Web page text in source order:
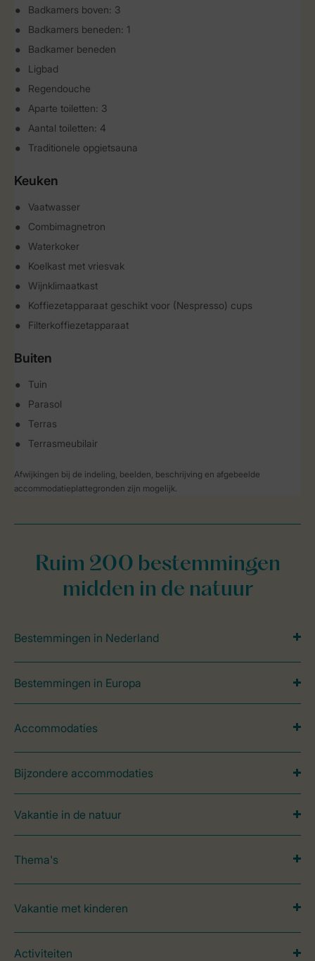
Badkamers boven: 3
Badkamers beneden: 1
Badkamer beneden
Ligbad
Regendouche
Aparte toiletten: 3
Aantal toiletten: 4
Traditionele opgietsauna
Keuken
Vaatwasser
Combimagnetron
Waterkoker
Koelkast met vriesvak
Wijnklimaatkast
Koffiezetapparaat geschikt voor (Nespresso) cups
Filterkoffiezetapparaat
Buiten
Tuin
Parasol
Terras
Terrasmeubilair
Afwijkingen bij de indeling, beelden, beschrijving en afgebeelde
accommodatieplattegronden zijn mogelijk.
Ruim 200 bestemmingen
midden in de natuur
Bestemmingen in Nederland
Bestemmingen in Europa
Accommodaties
Bijzondere accommodaties
Vakantie in de natuur
Thema's
Vakantie met kinderen
Activiteiten